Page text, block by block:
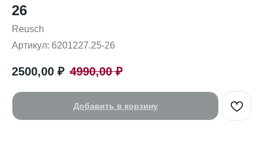
26
Reusch
Артикул: 6201227.25-26
2500,00 ₽ 4990,00 ₽
Добавить в корзину